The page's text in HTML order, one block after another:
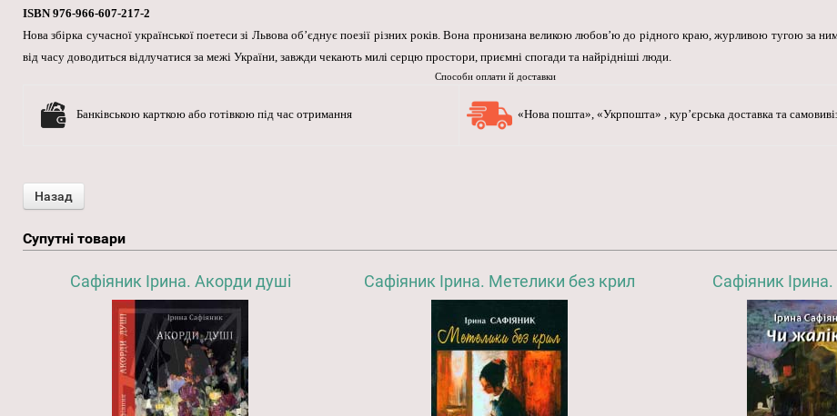
ISBN 976-966-607-217-2
Нова збірка сучасної української поетеси зі Львова об’єднує поезії різних років. Вона пронизана великою любов’ю до рідного краю, журливою тугою за
від часу доводиться відлучатися за межі України, завжди чекають милі серцю простори, приємні спогади та найрідніші люди.
Способи оплати й доставки
Банківською карткою або готівкою під час отримання «Нова пошта», «Укрпошта» , кур’єрська доставка та
Супутні товари
Сафіяник Ірина. Акорди душі Сафіяник Ірина. Метелики без крил Сафіяник